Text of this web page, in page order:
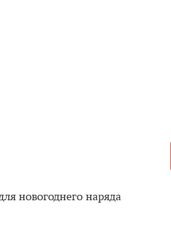
новогоднего наряда